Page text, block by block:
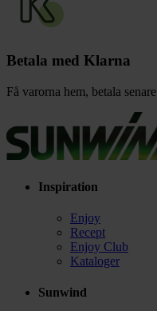
Betala med Klarna
Få varorna hem, betala senare
Inspiration
Enjoy
Recept
Enjoy Club
Kataloger
Sunwind